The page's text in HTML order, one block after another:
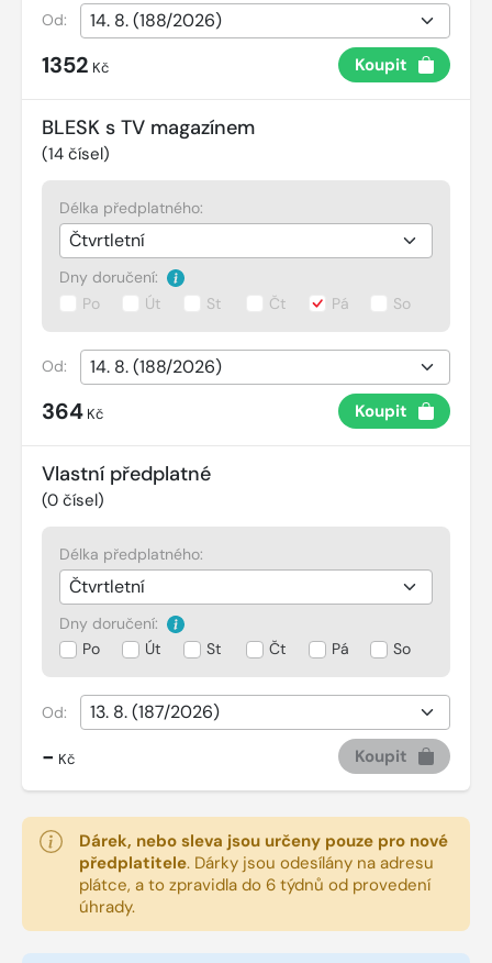
Od:
1352 Kč Koupit
BLESK s TV magazínem
(14 čísel)
Délka předplatného:
Dny doručení:
Po
Út St Čt Pá So
Od:
364 Kč Koupit
Vlastní předplatné
(0 čísel)
Délka předplatného:
Dny doručení:
Po
Út St Čt Pá So
Od:
- Kč Koupit
Dárek, nebo sleva jsou určeny pouze pro nové
předplatitele. Dárky jsou odesílány na adresu
plátce, a to zpravidla do 6 týdnů od provedení
úhrady.